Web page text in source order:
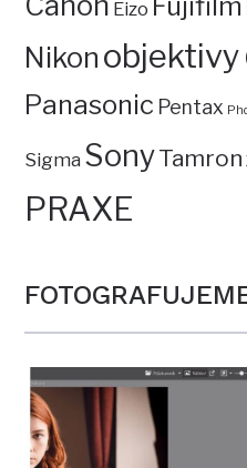
Eizo
Nikon objektivy
Panasonic Pentax
Sigma SonyTamron
PRAXE